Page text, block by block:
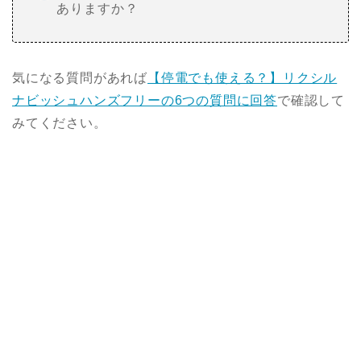
ありますか？
気になる質問があれば 【停電でも使える？】リクシル
ナビッシュハンズフリーの6つの質問に回答で確認して
みてください。